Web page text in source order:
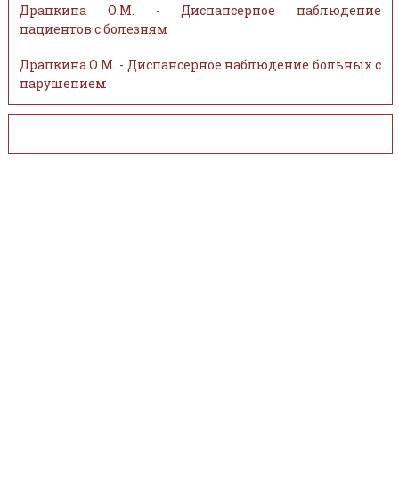
Драпкина О.М. - Диспансерное наблюдение
пациентов с болезням
Драпкина О.М. - Диспансерное наблюдение больных с
нарушением